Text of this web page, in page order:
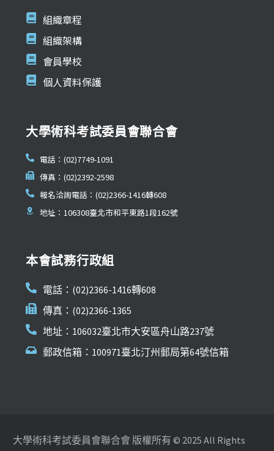
組織章程
組織架構
會員學校
個人資料保護
大學術科考試委員會聯合會
電話：(02)7749-1091
傳真：(02)2392-2598
報名洽詢電話：(02)2366-1416轉608
地址：106308臺北市和平東路1段162號
本會試務行政組
電話：(02)2366-1416轉608
傳真：(02)2366-1365
地址：106032臺北市大安區舟山路237號
郵政信箱：100971臺北汀州郵局第64號信箱
大學術科考試委員會聯合會 版權所有 © 2025 All Rights